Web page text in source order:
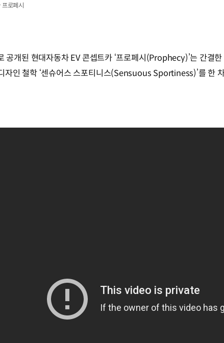
로페시
공개된 현대자동차 EV 콘셉트카 ‘프로페시(Prophecy)’는 간결
자인 철학 ‘센슈어스 스포티니스(Sensuous Sportiness)’를 한